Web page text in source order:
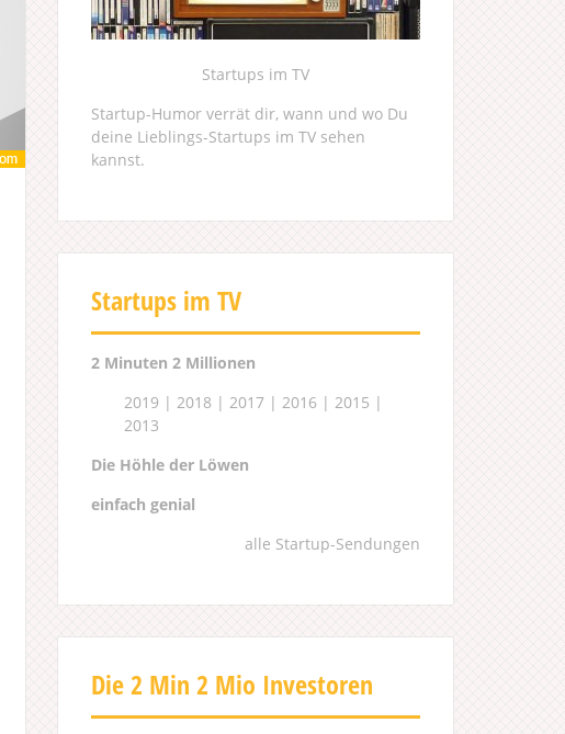
Startups im TV
Startup-Humor verrät dir, wann und wo Du
deine Lieblings-Startups im TV sehen
kannst.
Startups im TV
2 Minuten 2 Millionen
2019 | 2018 | 2017 | 2016 | 2015 |
2013
Die Höhle der Löwen
einfach genial
alle Startup-Sendungen
Die 2 Min 2 Mio Investoren